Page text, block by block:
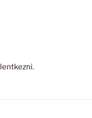
.